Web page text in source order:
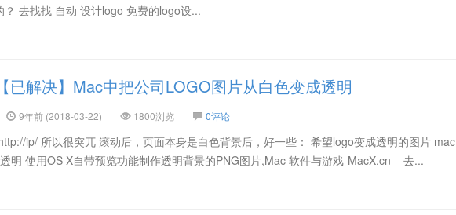
？ 去找找 自动 设计logo 免费的logo设...
【已解决】Mac中把公司LOGO图片从白色变成透明
9年前 (2018-03-22) 1800浏览 0评论
ip/ 所以很突兀 滚动后，页面本身是白色背景后，好一些： 希望logo变成透明的图片 mac
明 使用OS X自带预览功能制作透明背景的PNG图片,Mac 软件与游戏-MacX.cn – 去...